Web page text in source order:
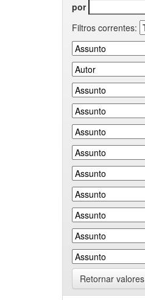
por
Filtros correntes:
Retornar valores